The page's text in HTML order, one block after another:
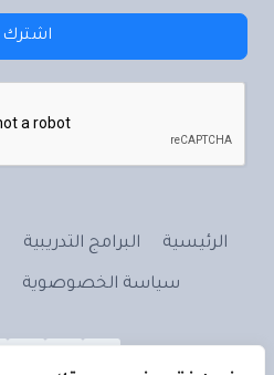
اشترك
الرئيسية البرامج التدريبية
سياسة الخصوصوية